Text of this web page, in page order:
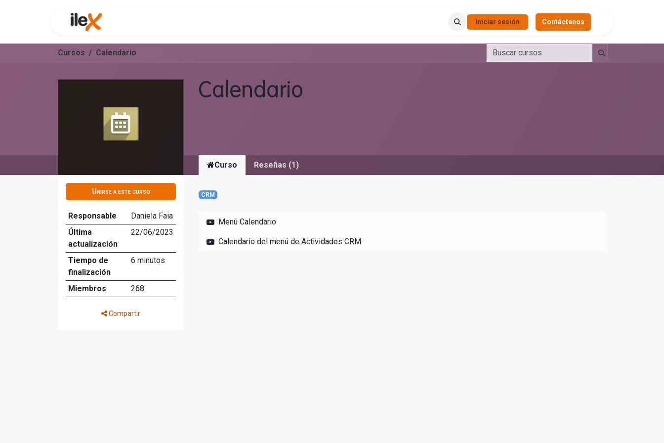
Iniciar sesión Contáctenos
Cursos Calendario
Calendario
Unirse a este curso
Responsable
Daniela Faia
Última
actualización
22/06/2023
Tiempo de
finalización
6 minutos
Miembros 268
Compartir
Curso Reseñas (1)
CRM
Menú Calendario
Calendario del menú de Actividades CRM